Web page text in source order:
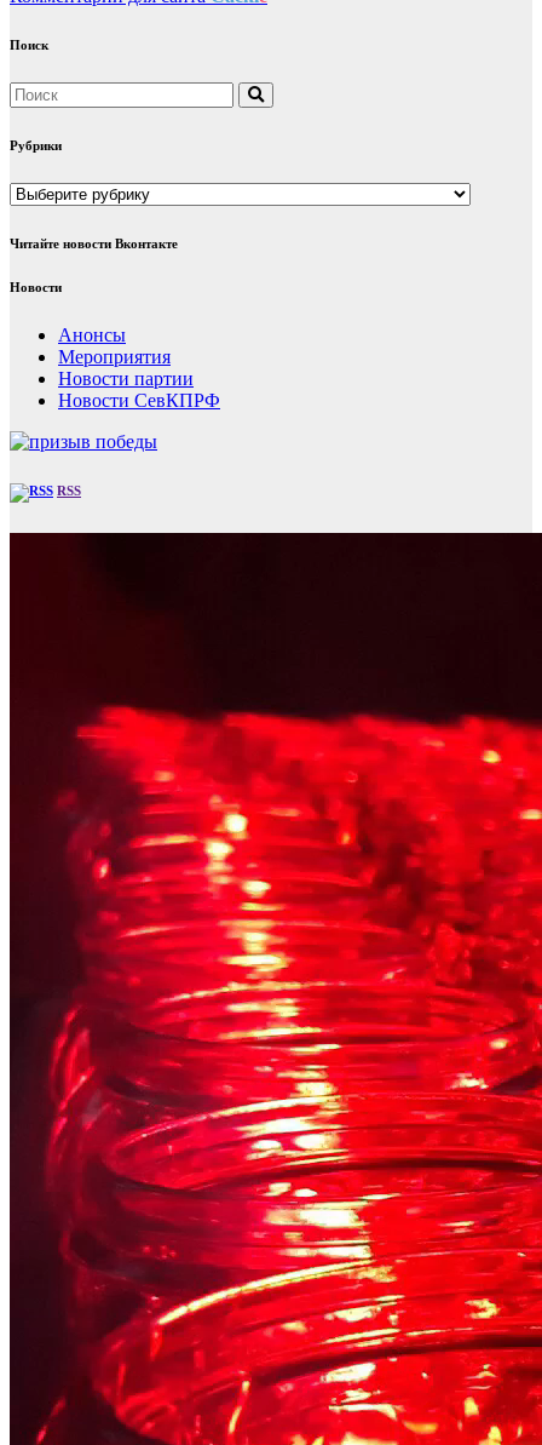
Поиск
Рубрики
Рубрики
Читайте новости Вконтакте
Новости
Анонсы
Мероприятия
Новости партии
Новости СевКПРФ
RSS